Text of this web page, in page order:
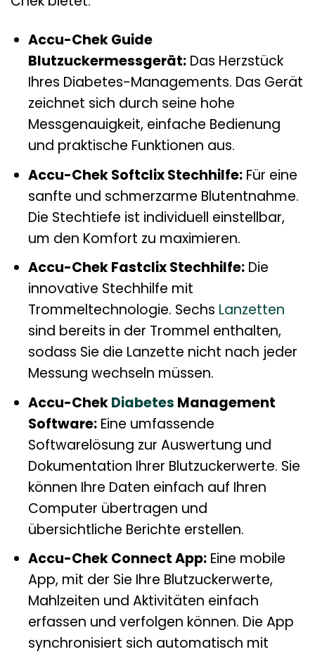
Accu-Chek Guide
Blutzuckermessgerät:Das Herzstück
Ihres Diabetes-Managements. Das Gerät
zeichnet sich durch seine hohe
Messgenauigkeit, einfache Bedienung
und praktische Funktionen aus.
Accu-Chek Softclix Stechhilfe:Für eine
sanfte und schmerzarme Blutentnahme.
Die Stechtiefe ist individuell einstellbar,
um den Komfort zu maximieren.
Accu-Chek Fastclix Stechhilfe:Die
innovative Stechhilfe mit
Trommeltechnologie. Sechs Lanzetten
sind bereits in der Trommel enthalten,
sodass Sie die Lanzette nicht nach jeder
Messung wechseln müssen.
Accu-ChekDiabetes Management
Software:Eine umfassende
Softwarelösung zur Auswertung und
Dokumentation Ihrer Blutzuckerwerte. Sie
können Ihre Daten einfach auf Ihren
Computer übertragen und
übersichtliche Berichte erstellen.
Accu-Chek Connect App:Eine mobile
App, mit der Sie Ihre Blutzuckerwerte,
Mahlzeiten und Aktivitäten einfach
erfassen und verfolgen können. Die App
synchronisiert sich automatisch mit